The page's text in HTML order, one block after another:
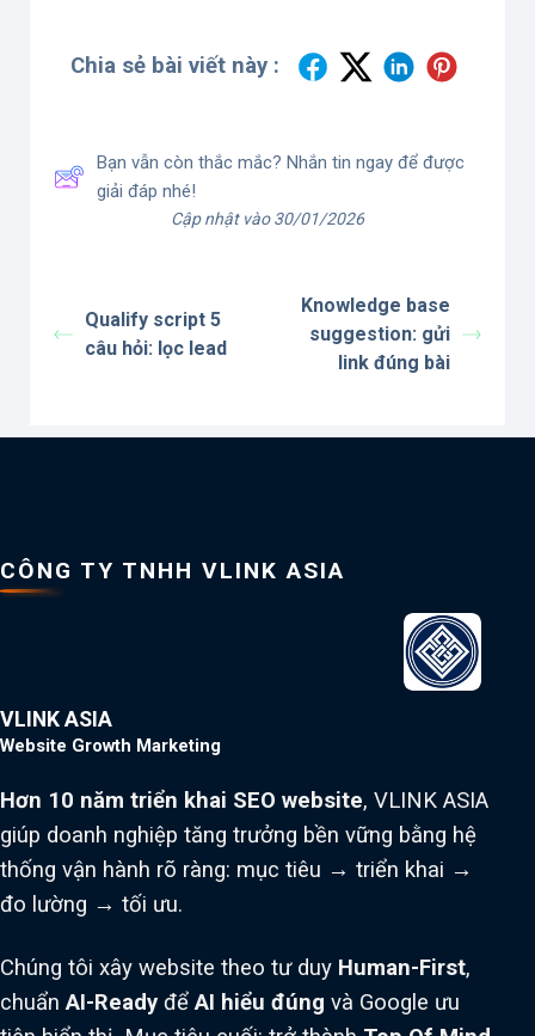
Chia sẻ bài viết này :
Bạn vẫn còn thắc mắc? Nhắn tin ngay để được
giải đáp nhé!
Cập nhật vào 30/01/2026
Qualify script 5
câu hỏi: lọc lead
Knowledge base
suggestion: gửi
link đúng bài
CÔNG TY TNHH VLINK ASIA
VLINK ASIA
Website Growth Marketing
Hơn 10 năm triển khai SEO website, VLINK ASIA
giúp doanh nghiệp tăng trưởng bền vững bằng hệ
thống vận hành rõ ràng: mục tiêu → triển khai →
đo lường → tối ưu.
Chúng tôi xây website theo tư duy Human-First,
chuẩnAI-Ready đểAI hiểu đúng và Google ưu